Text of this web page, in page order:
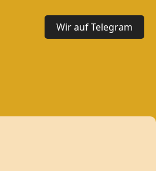
Wir auf Telegram